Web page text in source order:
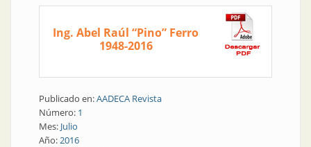
Ing. Abel Raúl “Pino” Ferro
1948-2016
Publicado en:AADECA Revista
Número: 1
Mes: Julio
Año:2016